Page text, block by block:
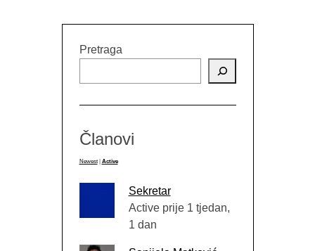
Pretraga
Članovi
Newest Active
Sekretar
Active prije 1 tjedan,
1 dan